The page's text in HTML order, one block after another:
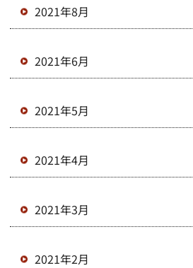
2021年8月
2021年6月
2021年5月
2021年4月
2021年3月
2021年2月